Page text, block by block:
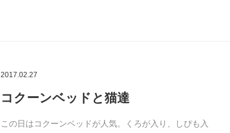
2017.02.27
コクーンベッドと猫達
この日はコクーンベッドが人気。くろが入り、しぴも入